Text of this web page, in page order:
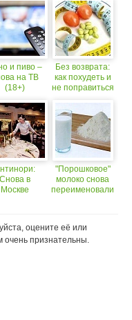
и пиво –
на ТВ
(18+)
Снова в
Москве
Без возврата:
как похудеть и
не поправиться
"Порошковое"
молоко снова
переименовали
оцените её или
признательны.